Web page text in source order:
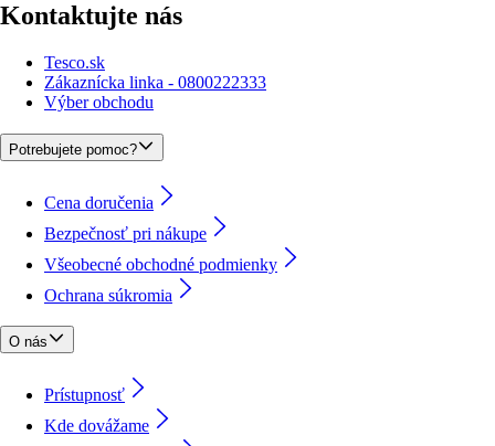
Kontaktujte nás
Tesco.sk
Zákaznícka linka - 0800222333
Výber obchodu
Potrebujete pomoc?
Cena doručenia
Bezpečnosť pri nákupe
Všeobecné obchodné podmienky
Ochrana súkromia
O nás
Prístupnosť
Kde dovážame